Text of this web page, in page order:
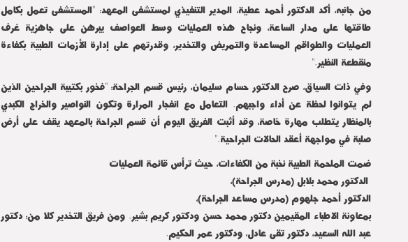
من جانبه، أكد الدكتور أحمد عطية، المدير التنفيذي لمستشفى المعهد: "المستشفى تعمل بكامل
طاقتها على مدار الساعة، ونجاح هذه العمليات وسط العواصف يبرهن على جاهزية غرف
العمليات والطواقم المساعدة والتمريض والتخدير، وقدرتهم على إدارة الأزمات الطبية بكفاءة
منقطعة النظير."
وفي ذات السياق، صرح الدكتور حسام سليمان، رئيس قسم الجراحة: "فخور بكتيبة الجراحين الذين
لم يتوانوا لحظة عن أداء واجبهم. التعامل مع انفجار المرارة وتكون النواصير والخراج الكبدي
بالمنظار يتطلب مهارة خاصة، وقد أثبت الفريق اليوم أن قسم الجراحة بالمعهد يقف على أرض
صلبة في مواجهة أعقد الحالات الجراحية."
ضمت الملحمة الطبية نخبة من الكفاءات، حيث ترأس قائمة العمليات
الدكتور محمد بلابل (مدرس الجراحة)،
الدكتور أحمد جلهوم (مدرس مساعد الجراحة)،
بمعاونة الاطباء المقيمين دكتور محمد حسن ودكتور كريم بشير. ومن فريق التخدير كلا من: دكتور
عبد الله السعيد، دكتور تقى عادل، ودكتور عمر الحكيم.